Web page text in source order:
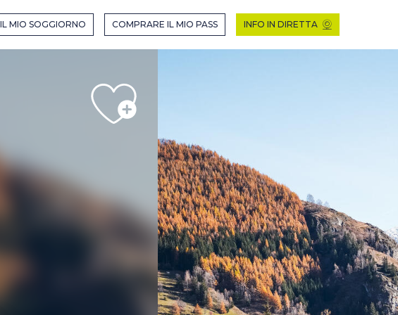
MODE HIVER
MIO SOGGIORNO COMPRARE IL MIO PASS INFO IN DIRETTA